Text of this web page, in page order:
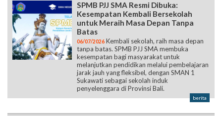
SPMB PJJ SMA Resmi Dibuka:
Kesempatan Kembali Bersekolah
untuk Meraih Masa Depan Tanpa
Batas
06/07/2026 Kembali sekolah, raih masa depan
tanpa batas. SPMB PJJ SMA membuka
kesempatan bagi masyarakat untuk
melanjutkan pendidikan melalui pembelajaran
jarak jauh yang fleksibel, dengan SMAN 1
Sukawati sebagai sekolah induk
penyelenggara di Provinsi Bali.
berita